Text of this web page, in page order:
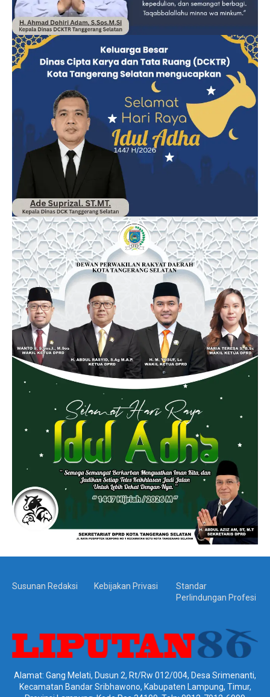
Susunan Redaksi Kebijakan Privasi
Standar
Perlindungan Profesi
Alamat: Gang Melati, Dusun 2, Rt/Rw 012/004, Desa Srimenanti,
Kecamatan Bandar Sribhawono, Kabupaten Lampung, Timur,